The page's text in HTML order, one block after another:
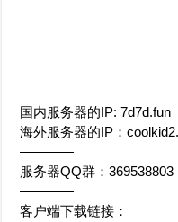
国内服务器的IP: 7d7d.fun
海外服务器的IP：
————
服务器QQ群：369538803
————
客户端下载链接：